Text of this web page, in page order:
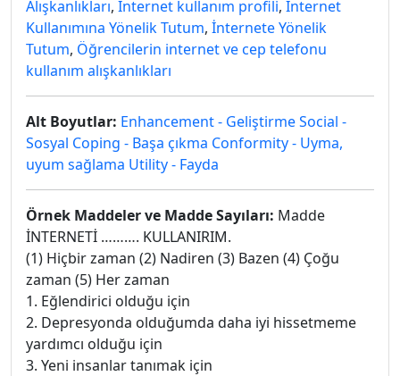
Alışkanlıkları, İnternet kullanım profili, İnternet
Kullanımına Yönelik Tutum, İnternete Yönelik
Tutum, Öğrencilerin internet ve cep telefonu
kullanım alışkanlıkları
Alt Boyutlar: Enhancement - Geliştirme Social -
Sosyal Coping - Başa çıkma Conformity - Uyma,
uyum sağlama Utility - Fayda
Örnek Maddeler ve Madde Sayıları: Madde
İNTERNETİ ………. KULLANIRIM.
(1) Hiçbir zaman (2) Nadiren (3) Bazen (4) Çoğu
zaman (5) Her zaman
1. Eğlendirici olduğu için
2. Depresyonda olduğumda daha iyi hissetmeme
yardımcı olduğu için
3. Yeni insanlar tanımak için